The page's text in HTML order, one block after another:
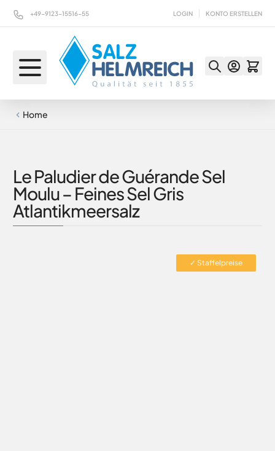
+49-9123-15516-55 LOGIN KONTO ERSTELLEN
Home
Le Paludier de Guérande Sel
Moulu – Feines Sel Gris
Atlantikmeersalz
✓ Staffelpreise